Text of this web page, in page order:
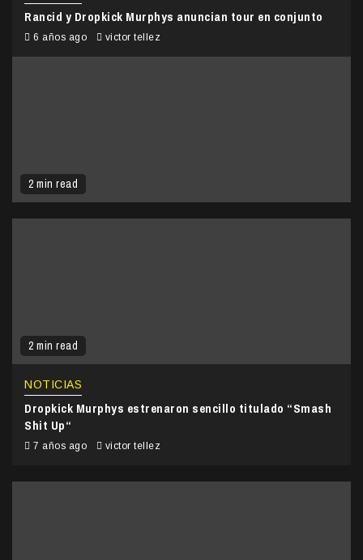
2 min read
Rancid y Dropkick Murphys anuncian tour en conjunto
6 años ago victor tellez
2 min read
NOTICIAS
Dropkick Murphys estrenaron sencillo titulado “Smash
Shit Up“
7 años ago victor tellez